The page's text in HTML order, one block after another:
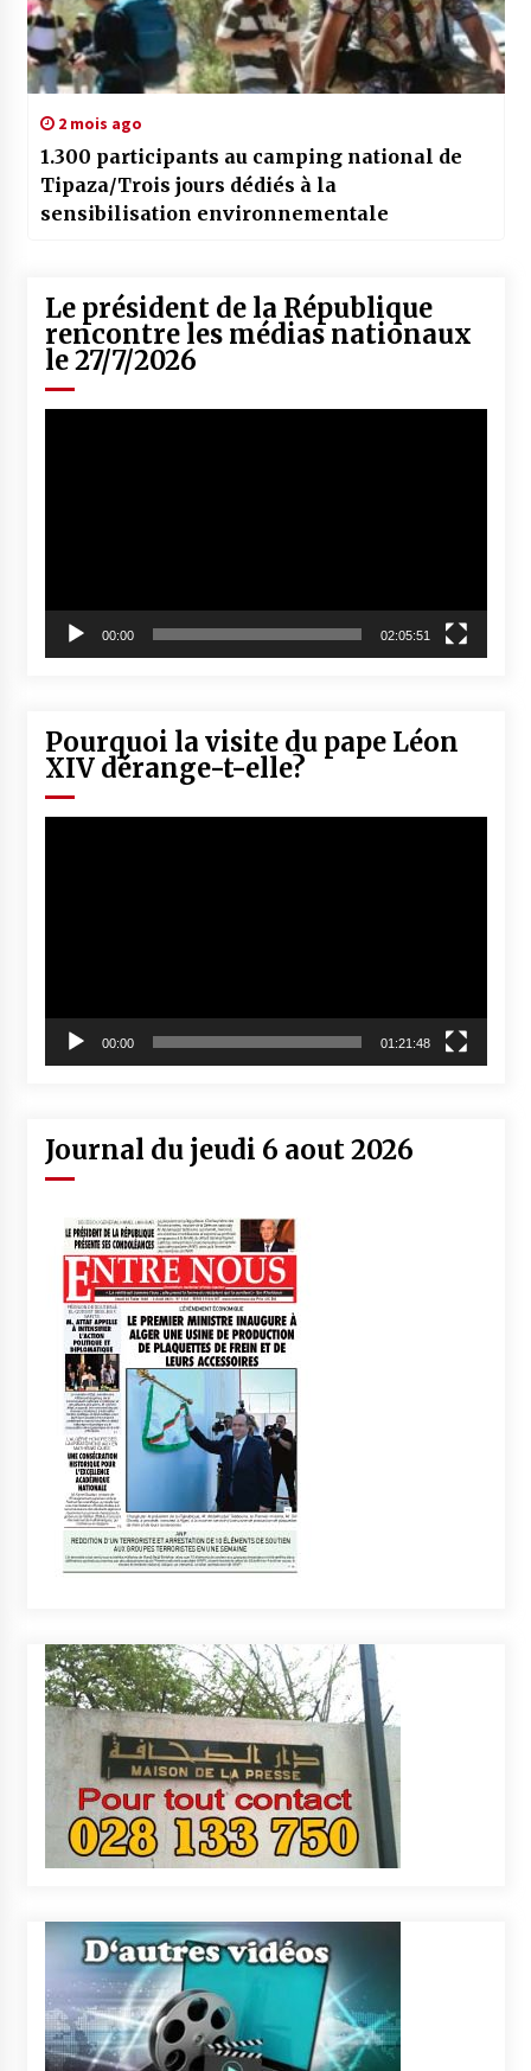
2 mois ago
1.300 participants au camping national de
Tipaza/Trois jours dédiés à la
sensibilisation environnementale
Le président de la République
rencontre les médias nationaux
le 27/7/2026
00:00 02:05:51
Pourquoi la visite du pape Léon
XIV dérange-t-elle?
00:00 01:21:48
Journal du jeudi 6 aout 2026